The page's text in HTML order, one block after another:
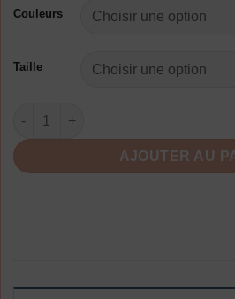
Couleurs
Taille
quantité de Imakokoni Robe Longue
AJOUTER AU